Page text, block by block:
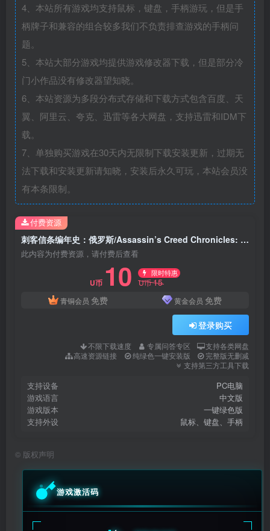
4、本站所有游戏均支持鼠标，键盘，手柄游玩，但是手
柄牌子和兼容的组合较多我们不负责排查游戏的手柄问
题。
5、本站大部分游戏均提供游戏修改器下载，但是部分冷
门小作品没有修改器望知晓。
6、本站资源为多段分布式存储和下载方式包含百度、天
翼、阿里云、夸克、迅雷等各大网盘，支持迅雷和IDM下
载。
7、单独购买游戏在30天内无限制下载安装更新，过期无
法下载和安装更新请知晓，安装后永久可玩，本站会员没
有本条限制。
刺客信条编年史：俄罗斯/Assassin’s Creed Chronicles: Russia
此内容为付费资源，请付费后查看
U币 10 限时特惠
U币15
青铜会员 免费 黄金会员 免费
登录购买
不限下载速度 专属问答专区
支持各类网盘
高速资源链接
纯绿色一键安装版
完整版无删减
支持第三方工具下载
支持设备
PC电脑
游戏语言
中文版
游戏版本
一键绿色版
支持外设
鼠标、键盘、手柄
付费资源
© 版权声明
游戏激活码